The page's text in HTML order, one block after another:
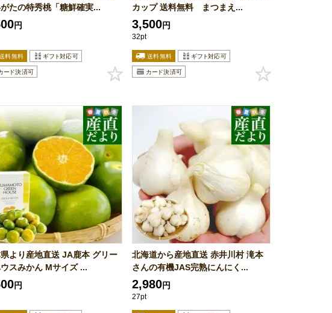
たの特秀桃「糖鮮確実...
円
カップ 送料無料 まつまえ...
3,500円
32pt
より産地直送 JA鹿本 グリー
スみかん Mサイズ ...
円
北海道から産地直送 赤井川村 滝本
さんの有機JAS完熟にんにく...
2,980円
27pt